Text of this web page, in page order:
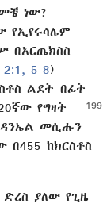
ነው?
የኢየሩሳሌም
በአርጤክስስ
5-8)
ልደት በፊት
የግዛት
ዳንኤል መሲሑን
ከክርስቶስ
ያለው የጊዜ